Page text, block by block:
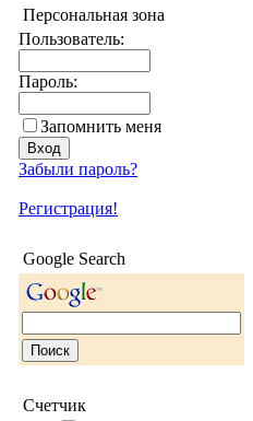
Персональная зона
Пользователь:
Пароль:
Запомнить меня
Забыли пароль?
Регистрация!
Google Search
Счетчик